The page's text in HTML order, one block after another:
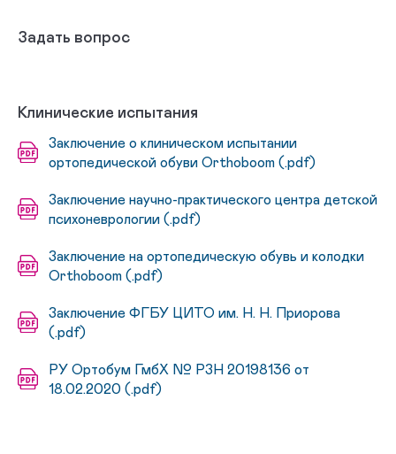
Задать вопрос
Клинические испытания
Заключение о клиническом испытании
ортопедической обуви Orthoboom (.pdf)
Заключение научно-практического центра детской
психоневрологии (.pdf)
Заключение на ортопедическую обувь и колодки
Orthoboom (.pdf)
Заключение ФГБУ ЦИТО им. Н. Н. Приорова
(.pdf)
РУ Ортобум ГмбХ № РЗН 20198136 от
18.02.2020 (.pdf)